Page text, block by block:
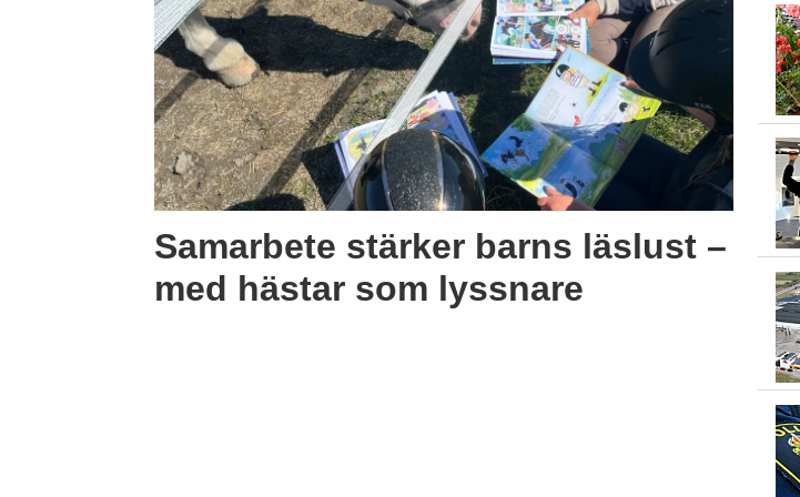
Samarbete stärker barns läslust –
med hästar som lyssnare